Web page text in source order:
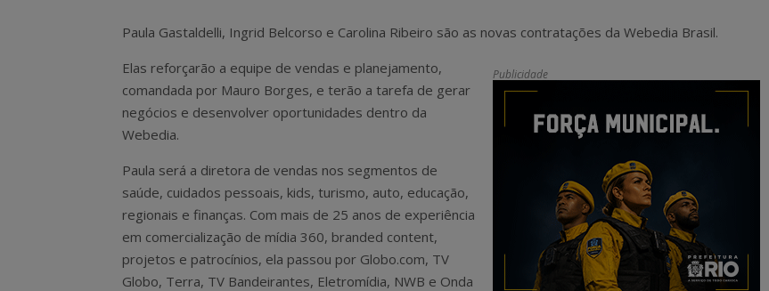
Paula Gastaldelli, Ingrid Belcorso e Carolina Ribeiro são as novas contratações da Webedia Brasil.
Publicidade
Elas reforçarão a equipe de vendas e planejamento,
comandada por Mauro Borges, e terão a tarefa de gerar
negócios e desenvolver oportunidades dentro da
Webedia.
Paula será a diretora de vendas nos segmentos de
saúde, cuidados pessoais, kids, turismo, auto, educação,
regionais e finanças. Com mais de 25 anos de experiência
em comercialização de mídia 360, branded content,
projetos e patrocínios, ela passou por Globo.com, TV
Globo, Terra, TV Bandeirantes, Eletromídia, NWB e Onda